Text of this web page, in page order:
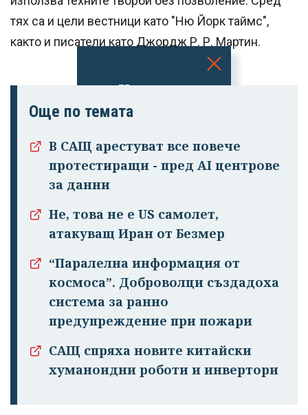
Успешно
излязохте от
тях са и цели вестници като "Ню Йорк таймс",
както и писатели като Джордж Р. Р. Мартин.
Още по темата
В САЩ арестуват все повече
протестиращи - пред AI центрове
за данни
Не, това не е US самолет,
атакуващ Иран от Безмер
“Паралелна информация от
космоса”. Доброволци създадоха
система за ранно
предупреждение при пожари
САЩ спряха новите китайски
хуманоидни роботи и инвертори